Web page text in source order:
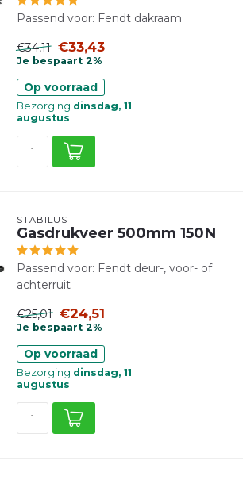
Passend voor: Fendt dakraam
€34,11 €33,43
Je bespaart 2%
Op voorraad
Bezorging dinsdag, 11
augustus
STABILUS
Gasdrukveer 500mm 150N
Passend voor: Fendt deur-, voor- of
achterruit
€25,01 €24,51
Je bespaart 2%
Op voorraad
Bezorging dinsdag, 11
augustus